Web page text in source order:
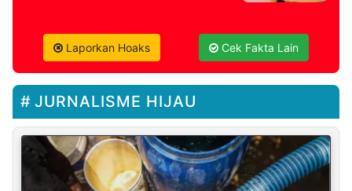
Laporkan Hoaks Cek Fakta Lain
JURNALISME HIJAU